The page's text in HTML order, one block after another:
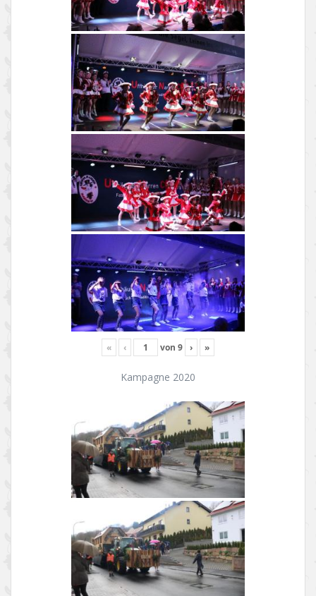
« ‹ von 9 › »
Kampagne 2020